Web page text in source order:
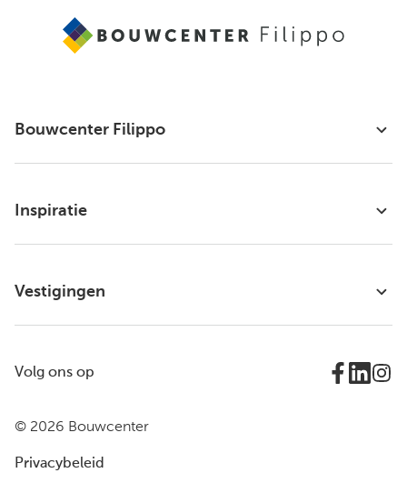
Bouwcenter Filippo
Inspiratie
Vestigingen
© 2026 Bouwcenter
Privacybeleid
Volg ons op